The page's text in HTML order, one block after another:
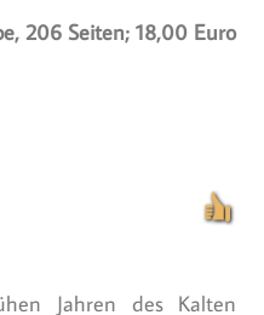
206 Seiten; 18,00 Euro
Jahren des Kalten